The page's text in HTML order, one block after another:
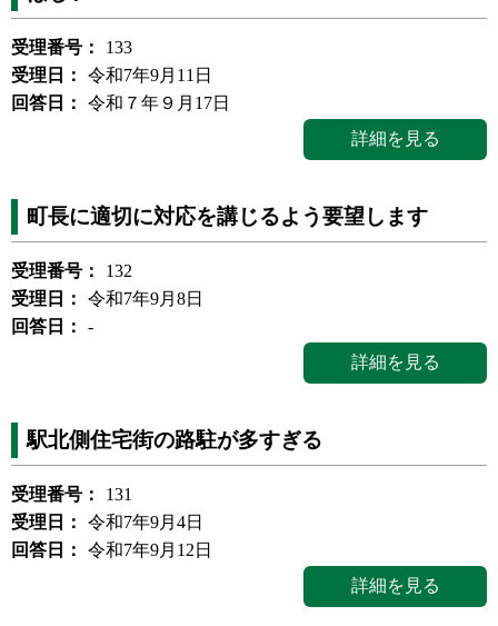
受理番号：
133
受理日：
令和7年9月11日
回答日：
令和７年９月17日
詳細を見る
町長に適切に対応を講じるよう要望します
受理番号：
132
受理日：
令和7年9月8日
回答日：
-
詳細を見る
駅北側住宅街の路駐が多すぎる
受理番号：
131
受理日：
令和7年9月4日
回答日：
令和7年9月12日
詳細を見る